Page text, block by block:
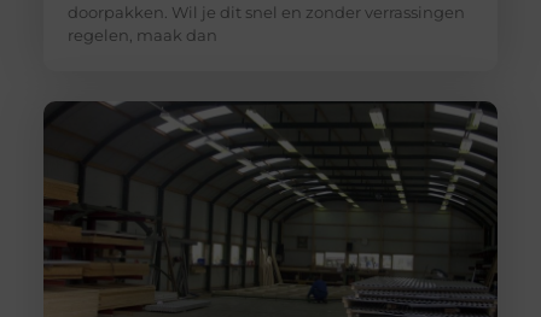
doorpakken. Wil je dit snel en zonder verrassingen
regelen, maak dan